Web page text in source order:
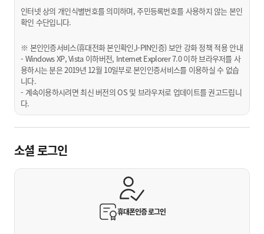
인터넷 상의 개인식별번호를 의미하며, 주민등록번호를 사용하지 않는 본인
확인 수단입니다.
※ 본인인증서비스(휴대전화 본인확인,I-PIN인증) 보안 강화 정책 적용 안내
- Windows XP, Vista 이하버전, Internet Explorer 7.0 이하 브라우저를 사
용하시는 분은 2019년 12월 10일부로 본인인증서비스를 이용하실 수 없습
니다.
- 계속이용하시려면 최신 버전의 OS 및 브라우저로 업데이트를 권고드립니
다.
소셜 로그인
휴대폰인증로그인